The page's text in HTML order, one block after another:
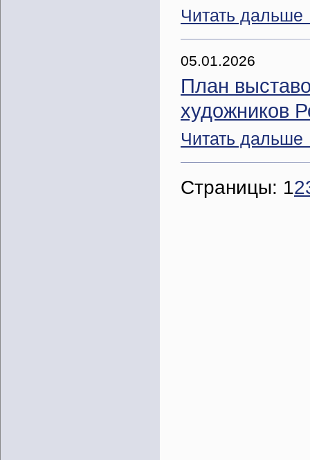
Читать
05.01.2026
План
художников
Читать
Страницы: 12